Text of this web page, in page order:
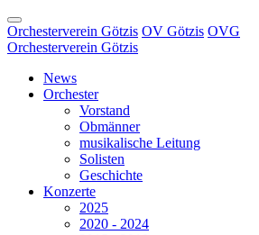
Orchesterverein Götzis OV Götzis OVG
Orchesterverein Götzis
News
Orchester
Vorstand
Obmänner
musikalische Leitung
Solisten
Geschichte
Konzerte
2025
2020 - 2024